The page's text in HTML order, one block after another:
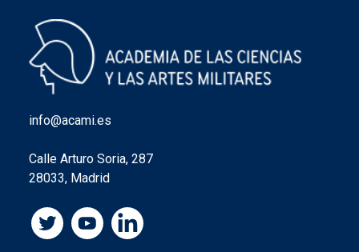
info@acami.es
Calle Arturo Soria, 287
28033, Madrid